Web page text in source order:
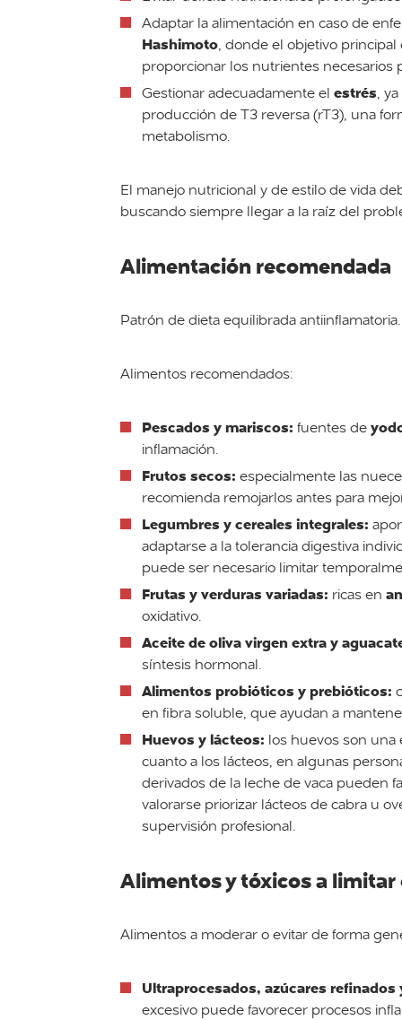
Adaptar la alimentación en caso de
Hashimoto, donde el objetivo
proporcionar los nutrientes necesarios
Gestionar adecuadamente el estrés,
producción de T3 reversa (rT3), una
metabolismo.
El manejo nutricional y de estilo de vida
buscando siempre llegar a la raíz del
Alimentación recomendada
Patrón de dieta equilibrada antiinflamatoria.
Alimentos recomendados:
Pescados y mariscos: fuentes de
inflamación.
Frutos secos: especialmente las
recomienda remojarlos antes para
Legumbres y cereales integrales:
adaptarse a la tolerancia digestiva
puede ser necesario limitar
Frutas y verduras variadas: ricas en
oxidativo.
Aceite de oliva virgen extra y
síntesis hormonal.
Alimentos probióticos y prebióticos:
en fibra soluble, que ayudan a
Huevos y lácteos: los huevos son
cuanto a los lácteos, en algunas
derivados de la leche de vaca pueden
valorarse priorizar lácteos de cabra u
supervisión profesional.
Alimentos y tóxicos a limitar
Alimentos a moderar o evitar de forma
Ultraprocesados, azúcares
excesivo puede favorecer procesos